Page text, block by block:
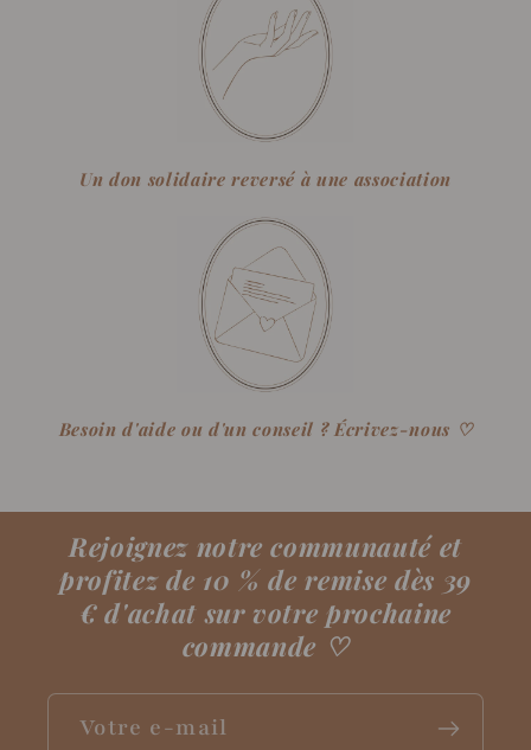
Un don solidaire reversé à une association
Besoin d'aide ou d'un conseil ? Écrivez-nous ♡
Rejoignez notre communauté et
profitez de 10 % de remise dès 39
€ d'achat sur votre prochaine
commande ♡
Votre e-mail